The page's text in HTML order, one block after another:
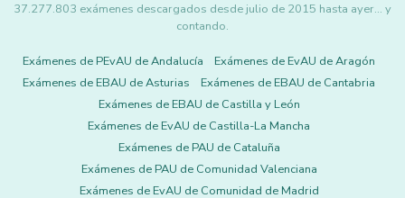
37.277.803 exámenes descargados desde julio de 2015 hasta ayer... y
contando.
Exámenes de PEvAU de Andalucía
Exámenes de EvAU de Aragón
Exámenes de EBAU de Asturias
Exámenes de EBAU de Cantabria
Exámenes de EBAU de Castilla y León
Exámenes de EvAU de Castilla-La Mancha
Exámenes de PAU de Cataluña
Exámenes de PAU de Comunidad Valenciana
Exámenes de EvAU de Comunidad de Madrid